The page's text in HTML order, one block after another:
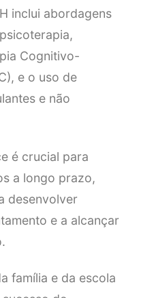
inclui abordagens
Cognitivo-
e o uso de
e não
é crucial para
a longo prazo,
desenvolver
e a alcançar
família e da escola